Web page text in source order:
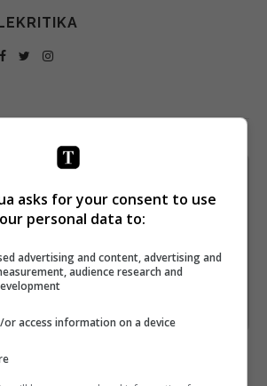
!
якщо не отримуєте від нас листи
* Підписатись→
SendPulse
asks for your consent to use
personal data to:
advertising and content, advertising and
audience research and
or access information on a device